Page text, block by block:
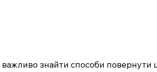
важливо знайти способи